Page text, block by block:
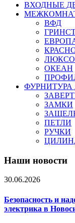
ВХОДНЫЕ
ВФД
ОКЕАН
ФУРНИТУРА
ЗАМКИ
ПЕТЛИ
РУЧКИ
Наши новости
30.06.2026
Безопасность и
электрика в